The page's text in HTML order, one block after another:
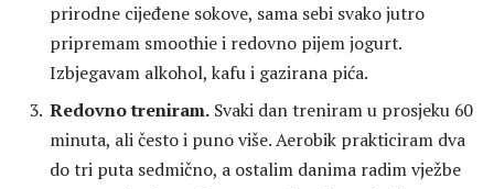
prirodne cijeđene sokove, sama sebi svako jutro
pripremam smoothie i redovno pijem jogurt.
Izbjegavam alkohol, kafu i gazirana pića.
Redovno treniram. Svaki dan treniram u prosjeku 60
minuta, ali često i puno više. Aerobik prakticiram dva
do tri puta sedmično, a ostalim danima radim vježbe